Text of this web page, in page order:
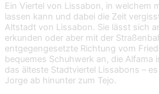
Ein Viertel von Lissabon, in welchem
lassen kann und dabei die Zeit
Altstadt von Lissabon. Sie lässt sich
erkunden oder aber mit der
entgegengesetzte Richtung vom
bequemes Schuhwerk an, die Alfama
das älteste Stadtviertel Lissabons –
Jorge ab hinunter zum Tejo.